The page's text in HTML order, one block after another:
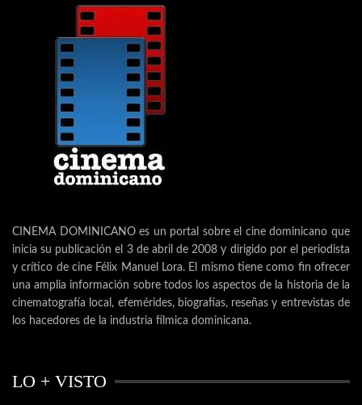
CINEMA DOMINICANO es un portal sobre el cine dominicano que
inicia su publicación el 3 de abril de 2008 y dirigido por el periodista
y crítico de cine Félix Manuel Lora. El mismo tiene como fin ofrecer
una amplia información sobre todos los aspectos de la historia de la
cinematografía local, efemérides, biografías, reseñas y entrevistas de
los hacedores de la industria fílmica dominicana.
LO + VISTO